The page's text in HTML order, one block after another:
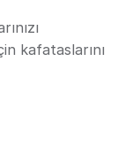
kafataslarını